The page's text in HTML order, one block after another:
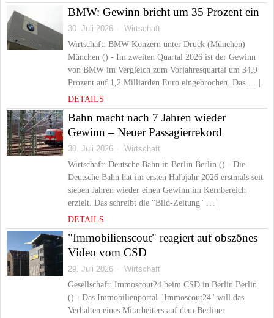
BMW: Gewinn bricht um 35 Prozent ein
30. Juli 2026
Wirtschaft
Wirtschaft: BMW-Konzern unter Druck (München)
München () - Im zweiten Quartal 2026 ist der Gewinn
von BMW im Vergleich zum Vorjahresquartal um 34,9
Prozent auf 1,2 Milliarden Euro eingebrochen. Das … |
DETAILS
Bahn macht nach 7 Jahren wieder
Gewinn – Neuer Passagierrekord
30. Juli 2026
Wirtschaft
Wirtschaft: Deutsche Bahn in Berlin Berlin () - Die
Deutsche Bahn hat im ersten Halbjahr 2026 erstmals seit
sieben Jahren wieder einen Gewinn im Kernbereich
erzielt. Das schreibt die "Bild-Zeitung" … |
DETAILS
"Immobilienscout" reagiert auf obszönes
Video vom CSD
29. Juli 2026
Wirtschaft
Gesellschaft: Immoscout24 beim CSD in Berlin Berlin
() - Das Immobilienportal "Immoscout24" will das
Verhalten eines Mitarbeiters auf dem Berliner